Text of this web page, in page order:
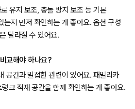
유지 보조, 충돌 방지 보조 등 기본
지 먼저 확인하는 게 좋아요. 옵션 구성
달라질 수 있어요.
교해야 하나요?
공간과 밀접한 관련이 있어요. 패밀리카
크 적재 공간을 함께 확인하는 게 좋아요.